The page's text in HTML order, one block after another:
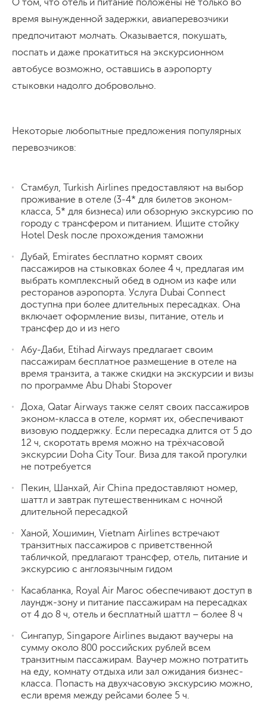
О том, что отель и питание положены не только во
время вынужденной задержки, авиаперевозчики
предпочитают молчать. Оказывается, покушать,
поспать и даже прокатиться на экскурсионном
автобусе возможно, оставшись в аэропорту
стыковки надолго добровольно.
Некоторые любопытные предложения популярных
перевозчиков:
Стамбул, Turkish Airlines предоставляют на выбор
проживание в отеле (3-4* для билетов эконом-
класса, 5* для бизнеса) или обзорную экскурсию по
городу с трансфером и питанием. Ищите стойку
Hotel Desk после прохождения таможни
Дубай, Emirates бесплатно кормят своих
пассажиров на стыковках более 4 ч, предлагая им
выбрать комплексный обед в одном из кафе или
ресторанов аэропорта. Услуга Dubai Connect
доступна при более длительных пересадках. Она
включает оформление визы, питание, отель и
трансфер до и из него
Абу-Даби, Etihad Airways предлагает своим
пассажирам бесплатное размещение в отеле на
время транзита, а также скидки на экскурсии и визы
по программе Abu Dhabi Stopover
Доха, Qatar Airways также селят своих пассажиров
эконом-класса в отеле, кормят их, обеспечивают
визовую поддержку. Если пересадка длится от 5 до
12 ч, скоротать время можно на трёхчасовой
экскурсии Doha City Tour. Виза для такой прогулки
не потребуется
Пекин, Шанхай, Air China предоставляют номер,
шаттл и завтрак путешественникам с ночной
длительной пересадкой
Ханой, Хошимин, Vietnam Airlines встречают
транзитных пассажиров с приветственной
табличкой, предлагают трансфер, отель, питание и
экскурсию с англоязычным гидом
Касабланка, Royal Air Maroc обеспечивают доступ в
лаундж-зону и питание пассажирам на пересадках
от 4 до 8 ч, отель и бесплатный шаттл – более 8 ч
Сингапур, Singapore Airlines выдают ваучеры на
сумму около 800 российских рублей всем
транзитным пассажирам. Ваучер можно потратить
на еду, комнату отдыха или зал ожидания бизнес-
класса. Попасть на двухчасовую экскурсию можно,
если время между рейсами более 5 ч.